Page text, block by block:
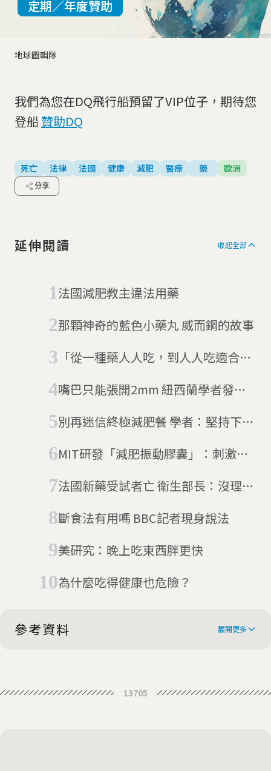
地球圖輯隊
定期／年度贊助
我們為您在DQ飛行船預留了VIP位子，期待您
登船贊助DQ
死亡 法律 法國 健康 減肥 醫療 藥 歐洲
分享
延伸閱讀 收起全部
法國減肥教主違法用藥
那顆神奇的藍色小藥丸 威而鋼的故事
「從一種藥人人吃，到人人吃適合自
灣精準醫療
嘴巴只能張開2mm 紐西蘭學者發明
別再迷信終極減肥餐 學者：堅持下去
MIT研發「減肥振動膠囊」：刺激胃
法國新藥受試者亡 衛生部長：沒理由
斷食法有用嗎 BBC記者現身說法
美研究：晚上吃東西胖更快
為什麼吃得健康也危險？
參考資料 展開更多
over deadly diet pill
13705